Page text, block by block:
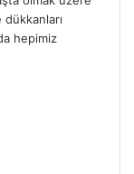
hepimiz